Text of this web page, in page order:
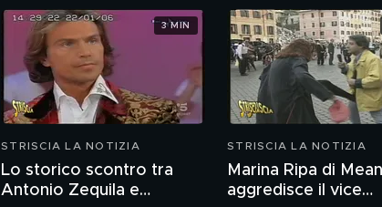
STRISCIA LA NOTIZIA
Lo storico scontro tra
Antonio Zequila e
3 MIN
STRISCIA LA NOTIZIA
Marina Ripa di
aggredisce il vice